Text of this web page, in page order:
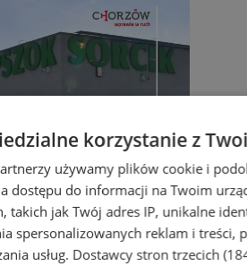
w Chorzowie. Zostały
korzystanie z
używamy plików cookie i
dostępu do informacji na Twoim
takich jak Twój adres IP, unikalne
spersonalizowanych reklam i treści,
usług. Dostawcy stron trzecich